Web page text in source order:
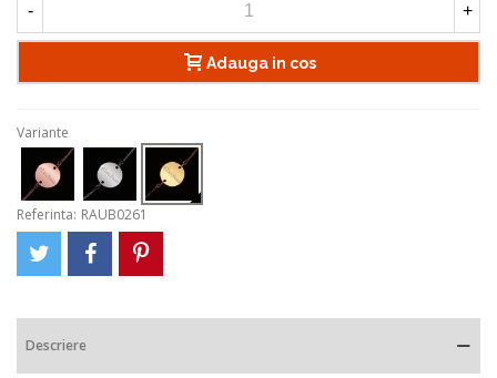
- +
Adauga in cos
Variante
Referinta: RAUB0261
Descriere